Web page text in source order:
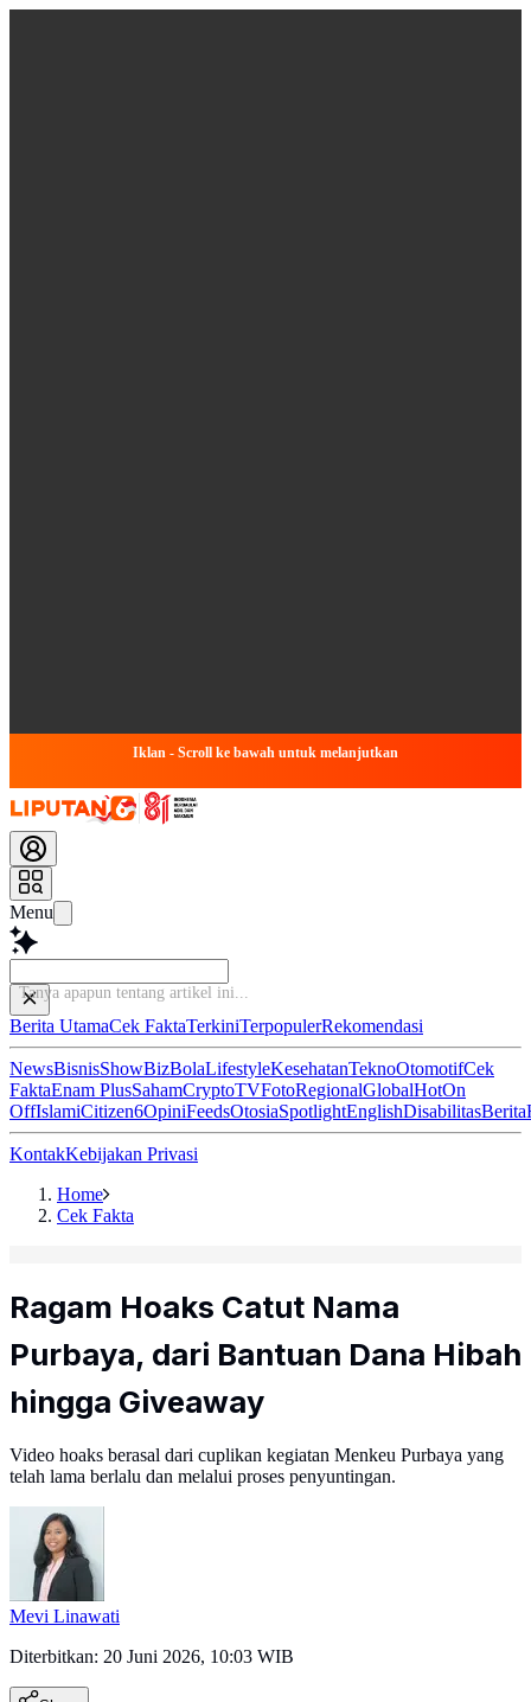
Iklan - Scroll ke bawah untuk melanjutkan
Menu
Tanya apapun tentang ar
Berita UtamaCek FaktaTerkiniTerpopulerRekomendasi
NewsBisnisShowBizBolaLifestyleKesehatanTeknoOtomotifCek
FaktaEnam PlusSahamCryptoTVFotoRegionalGlobalHotOn
OffIslamiCitizen6OpiniFeedsOtosiaSpotlightEnglishDisabilitasBerita
KontakKebijakan Privasi
Home
Cek Fakta
Ragam Hoaks Catut Nama
Purbaya, dari Bantuan Dana Hibah
hingga Giveaway
Video hoaks berasal dari cuplikan kegiatan Menkeu Purbaya yang
telah lama berlalu dan melalui proses penyuntingan.
Mevi Linawati
Diterbitkan: 20 Juni 2026, 10:03 WIB